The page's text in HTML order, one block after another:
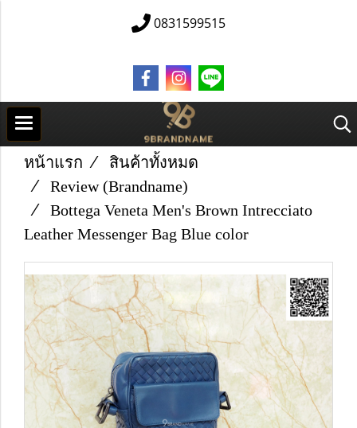
0831599515
หน้าแรก
สินค้าทั้งหมด
Review (Brandname)
Bottega Veneta Men's Brown Intrecciato
Leather Messenger Bag Blue color